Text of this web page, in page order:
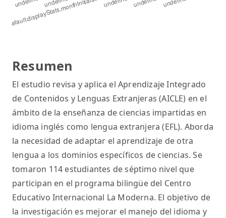
Resumen
El estudio revisa y aplica el Aprendizaje Integrado
de Contenidos y Lenguas Extranjeras (AICLE) en el
ámbito de la enseñanza de ciencias impartidas en
idioma inglés como lengua extranjera (EFL). Aborda
la necesidad de adaptar el aprendizaje de otra
lengua a los dominios específicos de ciencias. Se
tomaron 114 estudiantes de séptimo nivel que
participan en el programa bilingüe del Centro
Educativo Internacional La Moderna. El objetivo de
la investigación es mejorar el manejo del idioma y